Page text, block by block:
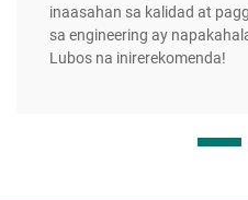
inaasahan sa kalidad at
sa engineering ay
Lubos na inirerekomenda!